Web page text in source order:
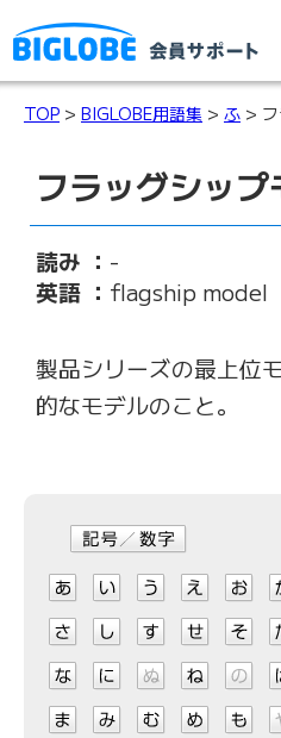
TOP > BIGLOBE用語集 > ふ >
フラッグシッ
読み ： -
英語 ： flagship model
製品シリーズの最上位
的なモデルのこと。